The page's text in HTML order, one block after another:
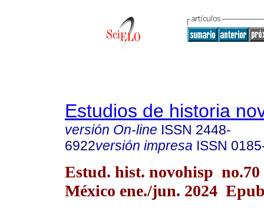
Estudios de historia
versión On-line ISSN 2448-
6922versión impresa ISSN
Estud. hist. novohisp
México ene./jun. 2024